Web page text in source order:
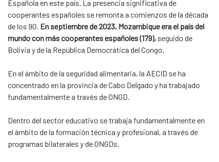
Española en este país. La presencia significativa de
cooperantes españoles se remonta a comienzos de la década
de los 90. En septiembre de 2023, Mozambique era el país del
mundo con más cooperantes españoles (179), seguido de
Bolivia y de la República Democrática del Congo.
​​​​​​​En el ámbito de la seguridad alimentaria, la AECID se ha
concentrado en la provincia de Cabo Delgado y ha trabajado
fundamentalmente a través de ONGD.
Dentro del sector educativo se trabaja fundamentalmente en
el ámbito de la formación técnica y profesional, a través de
programas bilaterales y de ONGDs.